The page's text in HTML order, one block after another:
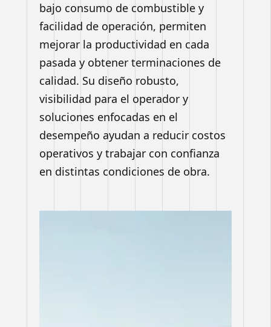
bajo consumo de combustible y
facilidad de operación, permiten
mejorar la productividad en cada
pasada y obtener terminaciones de
calidad. Su diseño robusto,
visibilidad para el operador y
soluciones enfocadas en el
desempeño ayudan a reducir costos
operativos y trabajar con confianza
en distintas condiciones de obra.